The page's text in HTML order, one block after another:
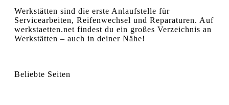
Werkstätten sind die erste Anlaufstelle für
Servicearbeiten, Reifenwechsel und Reparaturen. Auf
werkstaetten.net findest du ein großes Verzeichnis an
Werkstätten – auch in deiner Nähe!
Beliebte Seiten